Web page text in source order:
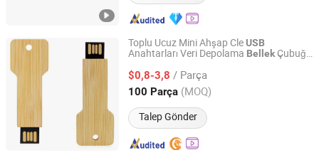
Toplu Ucuz Mini Ahşap CleUSB
Anahtarları Veri Depolama BellekÇubuğu
$0,8-3,8 / Parça
100 Parça (MOQ)
Talep Gönder
ShenZhen BoWang DianZi YouXian GongSi
Guangdong, China Fiyat 2026